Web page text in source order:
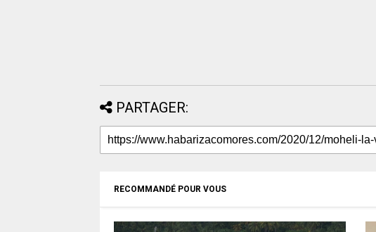
PARTAGER:
RECOMMANDÉ POUR VOUS